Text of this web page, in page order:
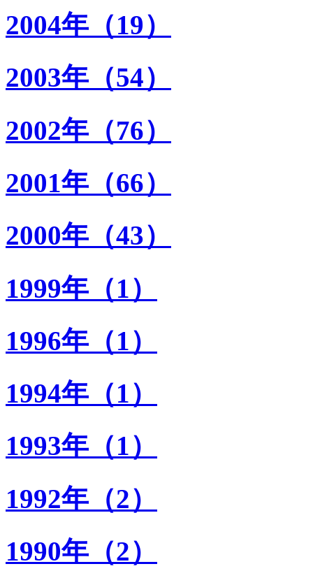
2004年（19）
2003年（54）
2002年（76）
2001年（66）
2000年（43）
1999年（1）
1996年（1）
1994年（1）
1993年（1）
1992年（2）
1990年（2）